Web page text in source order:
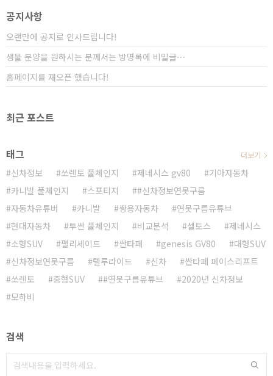
공지사항
오랜만에 공지로 인사드립니다!
생물 분양을 원하시는 분께서는 방명록에 비밀글⋯
홈페이지를 재오픈 했습니다!
최근 포스트
태그
신차정보 쏘렌토 풀체인지 제네시스 gv80
기아자동차
카니발 풀체인지
스포티지
#신차정보연못구름
자동차유튜버
카니발 쌍용자동차
연못구름유튜브
현대자동차
투싼 풀체인지 비교분석 셀토스
제네시스
소형SUV
팰리세이드 싼타페 genesis GV80
대형SUV
신차정보연못구름
텔루라이드 신차
싼타페 페이스리프트
쏘렌토
중형SUV #연못구름유튜브
2020년 신차정보
모하비
더보기
검색